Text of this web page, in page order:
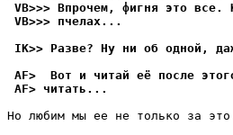
VB>>> Впрочем, фигня это
VB>>> пчелах...
IK>> Разве? Ну ни об одной,
AF>  Вот и читай её после
AF> читать...
Но любим мы ее не только за